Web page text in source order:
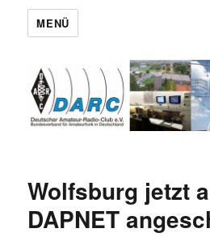
MENÜ
Wolfsburg jetzt
DAPNET